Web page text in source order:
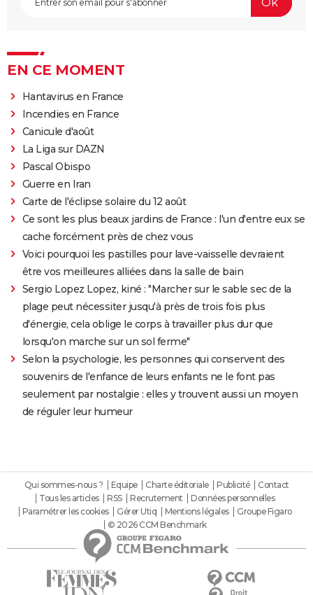
EN CE MOMENT
Hantavirus en France
Incendies en France
Canicule d'août
La Liga sur DAZN
Pascal Obispo
Guerre en Iran
Carte de l'éclipse solaire du 12 août
Ce sont les plus beaux jardins de France : l'un d'entre eux se
cache forcément près de chez vous
Voici pourquoi les pastilles pour lave-vaisselle devraient
être vos meilleures alliées dans la salle de bain
Sergio Lopez Lopez, kiné : "Marcher sur le sable sec de la
plage peut nécessiter jusqu'à près de trois fois plus
d'énergie, cela oblige le corps à travailler plus dur que
lorsqu'on marche sur un sol ferme"
Selon la psychologie, les personnes qui conservent des
souvenirs de l'enfance de leurs enfants ne le font pas
seulement par nostalgie : elles y trouvent aussi un moyen
de réguler leur humeur
Qui sommes-nous ? Equipe Charte éditoriale Publicité
Contact
Tous les articles
RSS Recrutement
Données personnelles
Paramétrer les cookies
Gérer Utiq Mentions légales
Groupe Figaro
© 2026 CCM Benchmark